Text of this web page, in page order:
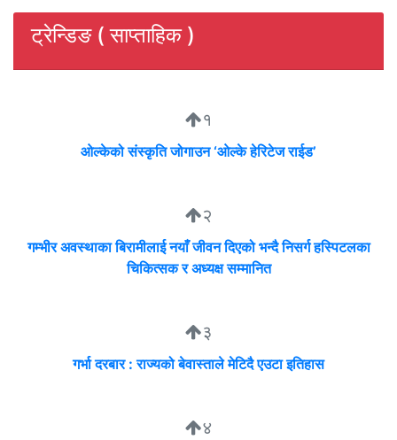
ट्रेन्डिङ ( साप्ताहिक )
१
ओल्केको संस्कृति जोगाउन ‘ओल्के हेरिटेज राईड’
२
गम्भीर अवस्थाका बिरामीलाई नयाँ जीवन दिएको भन्दै निसर्ग हस्पिटलका
चिकित्सक र अध्यक्ष सम्मानित
३
गर्भा दरबार : राज्यको बेवास्ताले मेटिदै एउटा इतिहास
४